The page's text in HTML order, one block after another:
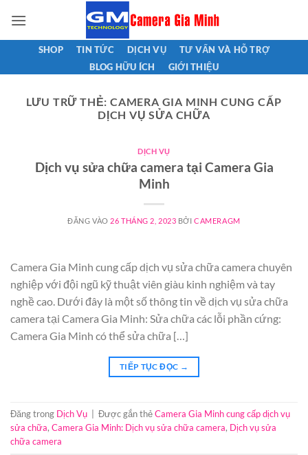
qua
nội
SHOP TIN TỨC DỊCH VỤ
TƯ VẤN VÀ HỖ TRỢ
BLOG HỮU ÍCH
GIỚI THIỆU
LƯU TRỮ THẺ:CAMERA GIA MINH CUNG CẤP
DỊCH VỤ SỬA CHỮA
DỊCH VỤ
Dịch vụ sửa chữa camera tại Camera Gia
Minh
ĐĂNG VÀO 26 THÁNG 2, 2023 BỞICAMERAGM
Camera Gia Minh cung cấp dịch vụ sửa chữa camera chuyên
nghiệp với đội ngũ kỹ thuật viên giàu kinh nghiệm và tay
nghề cao. Dưới đây là một số thông tin về dịch vụ sửa chữa
camera tại Camera Gia Minh: Sửa chữa các lỗi phần cứng:
Camera Gia Minh có thể sửa chữa […]
TIẾP TỤC ĐỌC →
Đăng trong Dịch Vụ Được gắn thẻCamera Gia Minh cung cấp dịch vụ
sửa chữa, Camera Gia Minh: Dịch vụ sửa chữa camera, Dịch vụ sửa
chữa camera